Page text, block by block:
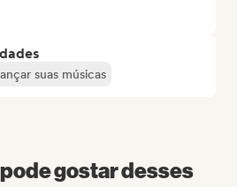
suas músicas
gostar desses